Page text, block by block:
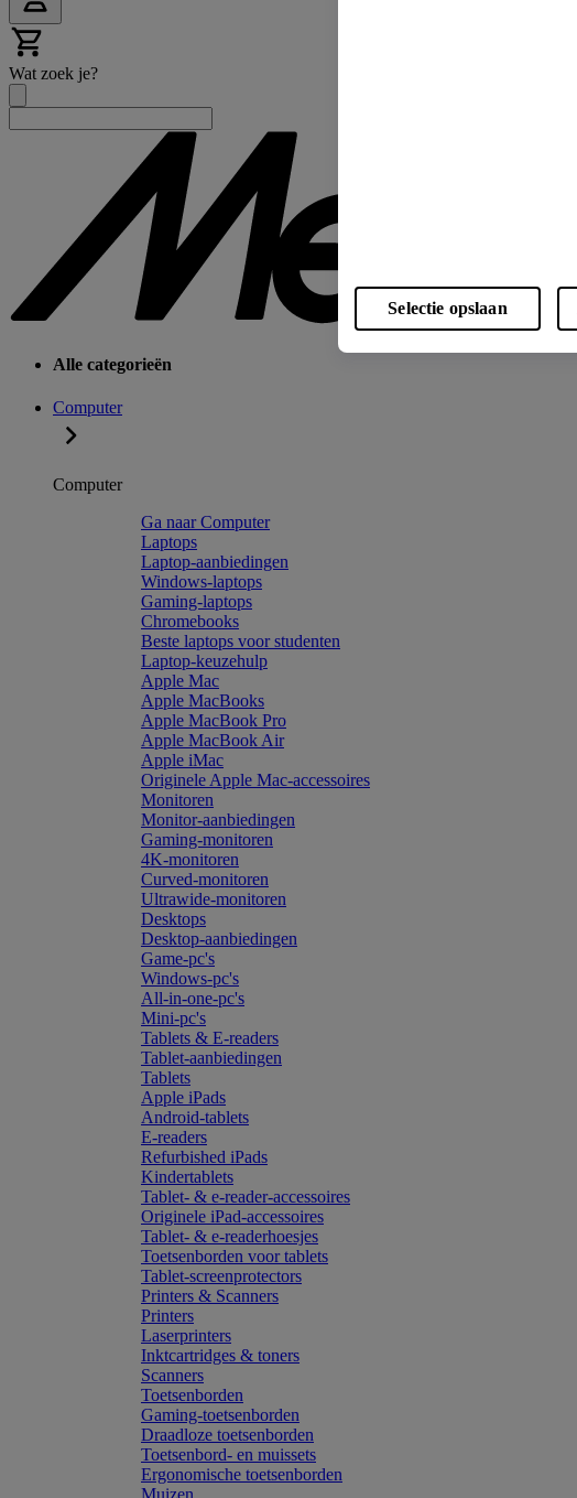
Wat zoek je?
Alle categorieën
Computer
Computer
Ga naar Computer
Laptops
Laptop-aanbiedingen
Windows-laptops
Gaming-laptops
Chromebooks
Beste laptops voor studenten
Laptop-keuzehulp
Apple Mac
Apple MacBooks
Apple MacBook Pro
Apple MacBook Air
Apple iMac
Originele Apple Mac-accessoires
Monitoren
Monitor-aanbiedingen
Gaming-monitoren
4K-monitoren
Curved-monitoren
Ultrawide-monitoren
Desktops
Desktop-aanbiedingen
Game-pc's
Windows-pc's
All-in-one-pc's
Mini-pc's
Tablets & E-readers
Tablet-aanbiedingen
Tablets
Apple iPads
Android-tablets
E-readers
Refurbished iPads
Kindertablets
Tablet- & e-reader-accessoires
Originele iPad-accessoires
Tablet- & e-readerhoesjes
Toetsenborden voor tablets
Tablet-screenprotectors
Printers & Scanners
Printers
Laserprinters
Inktcartridges & toners
Scanners
Toetsenborden
Gaming-toetsenborden
Draadloze toetsenborden
Toetsenbord- en muissets
Ergonomische toetsenborden
Selectie opslaan